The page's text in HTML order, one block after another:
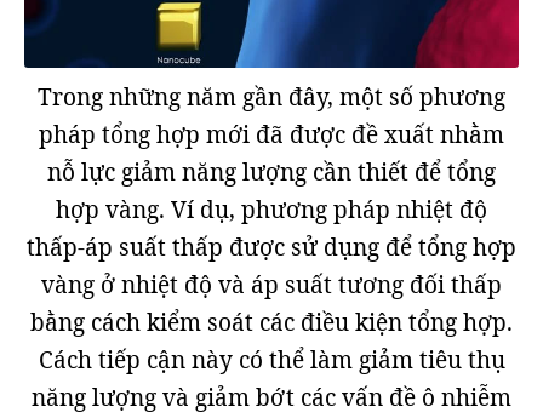
Trong những năm gần đây, một số phương
pháp tổng hợp mới đã được đề xuất nhằm
nỗ lực giảm năng lượng cần thiết để tổng
hợp vàng. Ví dụ, phương pháp nhiệt độ
thấp-áp suất thấp được sử dụng để tổng hợp
vàng ở nhiệt độ và áp suất tương đối thấp
bằng cách kiểm soát các điều kiện tổng hợp.
Cách tiếp cận này có thể làm giảm tiêu thụ
năng lượng và giảm bớt các vấn đề ô nhiễm